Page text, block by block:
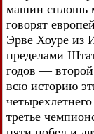
машин сплошь
говорят
Эрве Хоуре из
пределами
годов —
всю историю
третье